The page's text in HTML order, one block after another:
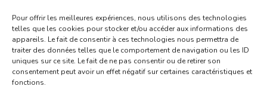
Pour offrir les meilleures expériences, nous utilisons des technologies
telles que les cookies pour stocker et/ou accéder aux informations des
appareils. Le fait de consentir à ces technologies nous permettra de
traiter des données telles que le comportement de navigation ou les ID
uniques sur ce site. Le fait de ne pas consentir ou de retirer son
consentement peut avoir un effet négatif sur certaines caractéristiques et
fonctions.
L M M J V S D